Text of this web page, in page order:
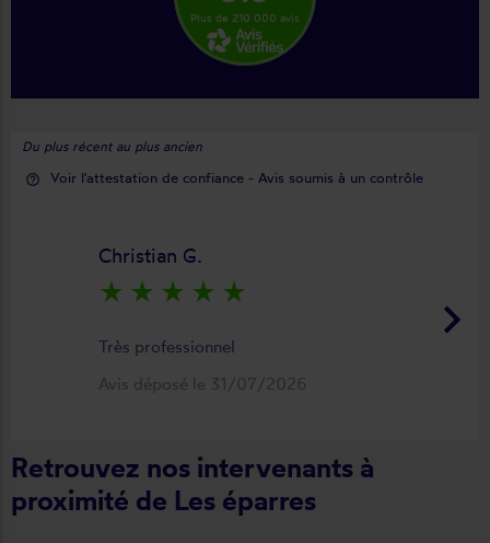
Plus de 210 000 avis
Du plus récent au plus ancien
help_outline Voir l'attestation de confiance - Avis soumis à un contrôle
keyboard_arrow_right
Christian G.
star_rate star_rate star_rate star_rate star_rate
Très professionnel
Avis déposé le 31/07/2026
Retrouvez nos intervenants à
proximité de Les éparres